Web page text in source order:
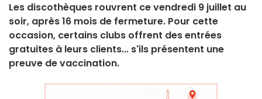
Les discothèques rouvrent ce vendredi 9 juillet au
soir, après 16 mois de fermeture. Pour cette
occasion, certains clubs offrent des entrées
gratuites à leurs clients... s'ils présentent une
preuve de vaccination.